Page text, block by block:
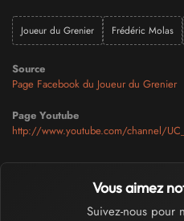
Joueur du Grenier Frédéric Molas
Source
Page Facebook du Joueur du Grenier
Page Youtube
http://www.youtube.com/channel/
Vous aimez
Suivez-nous pour